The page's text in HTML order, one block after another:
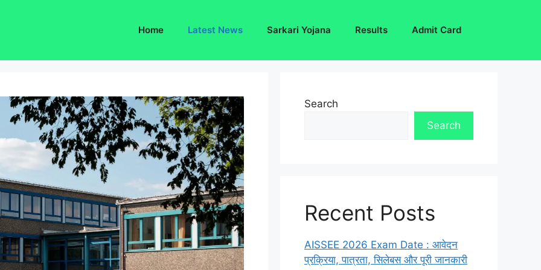
Home Latest News Sarkari Yojana Results Admit Card
Search
Search
Recent Posts
AISSEE 2026 Exam Date : आवेदन
प्रक्रिया, पात्रता, सिलेबस और पूरी जानकारी